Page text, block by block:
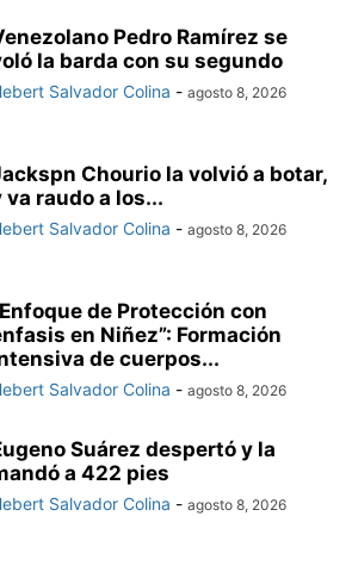
Pedro Ramírez se
la barda con su segundo
Salvador Colina - agosto 8, 2026
Chourio la volvió a botar,
va raudo a los...
Salvador Colina - agosto 8, 2026
de Protección con
en Niñez”: Formación
de cuerpos...
Salvador Colina - agosto 8, 2026
Suárez despertó y la
a 422 pies
Salvador Colina - agosto 8, 2026